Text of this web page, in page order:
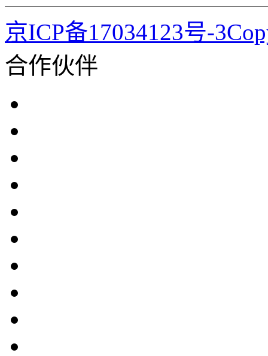
京ICP备17034123号-
合作伙伴